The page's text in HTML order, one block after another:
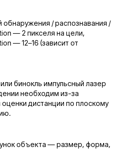
/ распознавания /
— 2 пикселя на цели,
— 12–16 (зависит от
бинокль импульсный лазер
необходим из-за
дистанции по плоскому
объекта — размер, форма,